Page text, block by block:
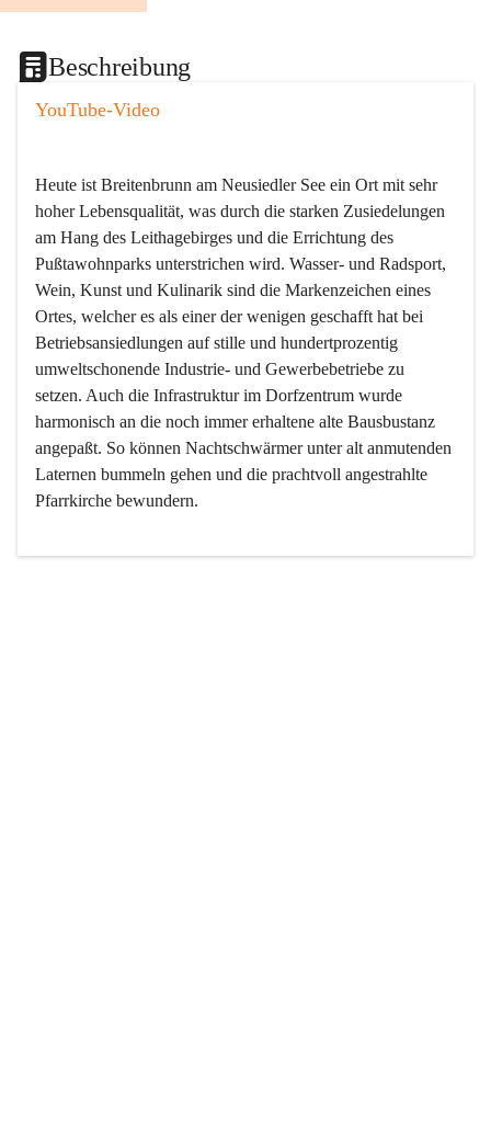
Beschreibung
YouTube-Video
Heute ist Breitenbrunn am Neusiedler See ein Ort mit sehr
hoher Lebensqualität, was durch die starken Zusiedelungen
am Hang des Leithagebirges und die Errichtung des
Pußtawohnparks unterstrichen wird. Wasser- und Radsport,
Wein, Kunst und Kulinarik sind die Markenzeichen eines
Ortes, welcher es als einer der wenigen geschafft hat bei
Betriebsansiedlungen auf stille und hundertprozentig
umweltschonende Industrie- und Gewerbebetriebe zu
setzen. Auch die Infrastruktur im Dorfzentrum wurde
harmonisch an die noch immer erhaltene alte Bausbustanz
angepaßt. So können Nachtschwärmer unter alt anmutenden
Laternen bummeln gehen und die prachtvoll angestrahlte
Pfarrkirche bewundern.
Der Weinbau dominert heute nicht mehr, ist aber integrativer